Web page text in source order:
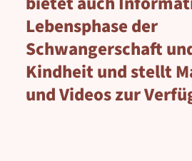
Lebensphase der
Schwangerschaft
Kindheit und stellt
und Videos zur